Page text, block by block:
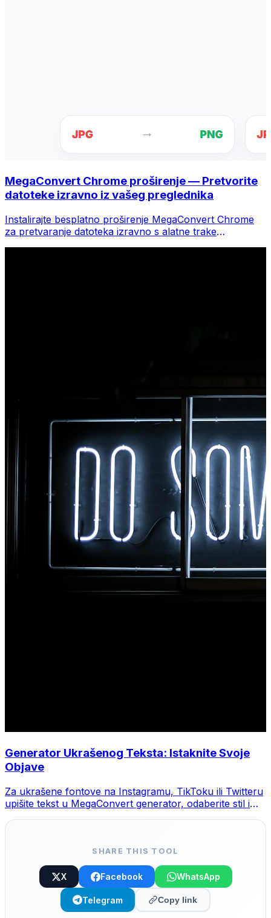
MegaConvert Chrome proširenje — Pretvorite
datoteke izravno iz vašeg preglednika
Instalirajte besplatno proširenje MegaConvert Chrome
za pretvaranje datoteka izravno s alatne trake
Generator Ukrašenog Teksta: Istaknite Svoje
Objave
Za ukrašene fontove na Instagramu, TikToku ili Twitteru
upišite tekst u MegaConvert generator, odaberite stil i
SHARE THIS TOOL
X Facebook WhatsApp
Telegram Copy link